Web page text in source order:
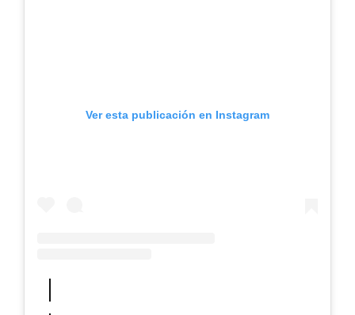
Ver esta publicación en Instagram